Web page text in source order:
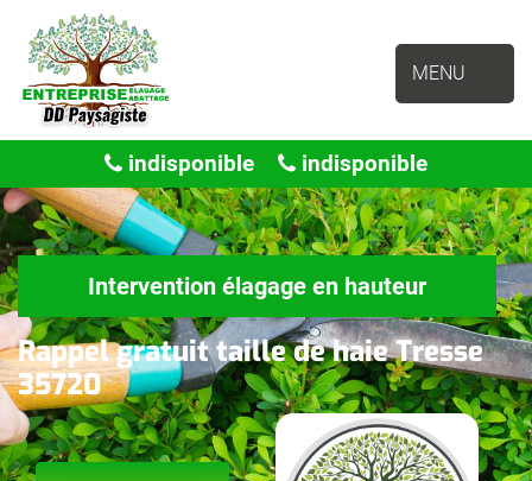
MENU
indisponible indisponible
Intervention élagage en hauteur
Rappel gratuit taille de haie Tresse
35720